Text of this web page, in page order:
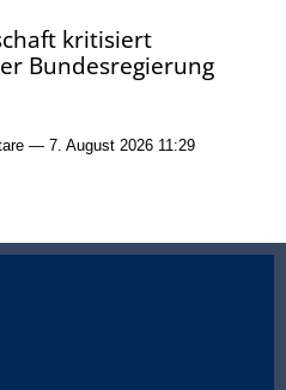
kritisiert
Bundesregierung
— 7. August 2026 11:29